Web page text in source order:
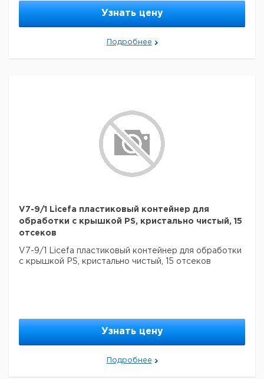
Узнать цену
Подробнее
V7-9/1 Licefa пластиковый контейнер для
обработки с крышкой PS, кристально чистый, 15
отсеков
V7-9/1 Licefa пластиковый контейнер для обработки
с крышкой PS, кристально чистый, 15 отсеков
Узнать цену
Подробнее